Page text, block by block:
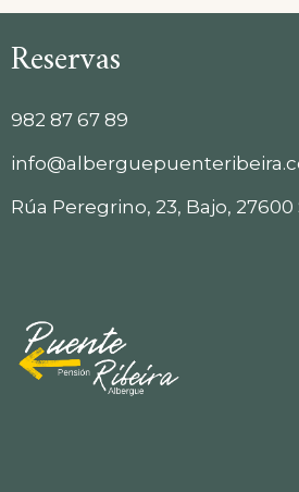
Reservas
982 87 67 89
Rúa Peregrino, 23, Bajo, 27600